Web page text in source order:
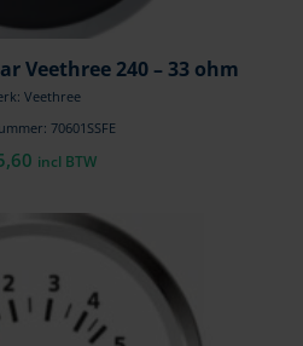
Veethree 240 – 33 ohm
Veethree
70601SSFE
incl BTW